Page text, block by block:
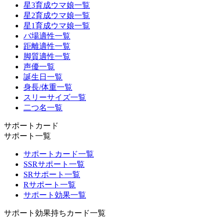
星3育成ウマ娘一覧
星2育成ウマ娘一覧
星1育成ウマ娘一覧
バ場適性一覧
距離適性一覧
脚質適性一覧
声優一覧
誕生日一覧
身長/体重一覧
スリーサイズ一覧
二つ名一覧
サポートカード
サポート一覧
サポートカード一覧
SSRサポート一覧
SRサポート一覧
Rサポート一覧
サポート効果一覧
サポート効果持ちカード一覧